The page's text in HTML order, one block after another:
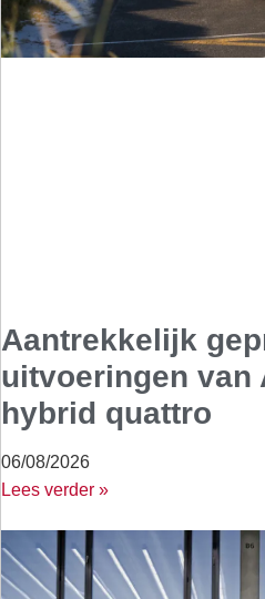
Aantrekkelijk
uitvoeringen van
hybrid quattro
06/08/2026
Lees verder »